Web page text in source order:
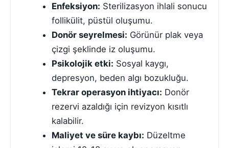
Enfeksiyon: Sterilizasyon ihlali sonucu
follikülit, püstül oluşumu.
Donör seyrelmesi: Görünür plak veya
çizgi şeklinde iz oluşumu.
Psikolojik etki: Sosyal kaygı,
depresyon, beden algı bozukluğu.
Tekrar operasyon ihtiyacı: Donör
rezervi azaldığı için revizyon kısıtlı
kalabilir.
Maliyet ve süre kaybı: Düzeltme